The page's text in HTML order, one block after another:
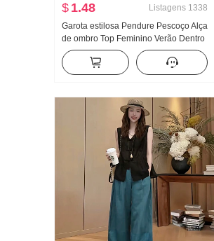
$ 1.48 Listagens 1338
Garota estilosa Pendure Pescoço Alça
de ombro Top Feminino Verão Dentro
Pegue Uso externo Beleza Dorso
Ajustado Design Sentido Ombro de
Fora Modelo Curto Malha Regata